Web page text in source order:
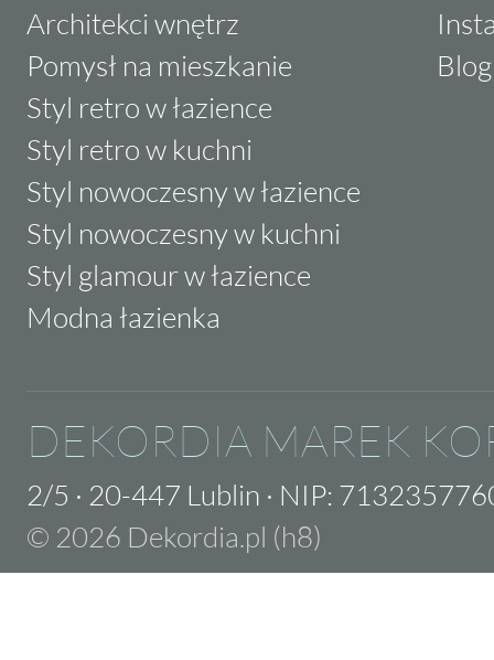
Architekci wnętrz
Pomysł na mieszkanie
Styl retro w łazience
Styl retro w kuchni
Styl nowoczesny w łazience
Styl nowoczesny w kuchni
Styl glamour w łazience
Modna łazienka
Blog
DEKORDIA MAREK
2/5 · 20-447 Lublin · NIP:
© 2026 Dekordia.pl (h8)